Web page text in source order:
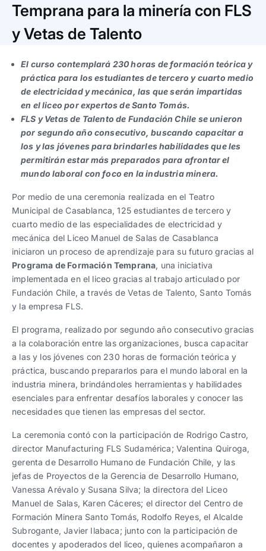
Trabaja con nosotros
Ver todo
Español|English
Ver todas
Español English
Ver todas
Español English
progresivos de gestión
Ver todos
Español|English
Temprana para la minería con FLS
y Vetas de Talento
El curso contemplará 230 horas de formación teórica y
práctica para los estudiantes de tercero y cuarto medio
de electricidad y mecánica, las que serán impartidas
en el liceo por expertos de Santo Tomás.
FLS y Vetas de Talento de Fundación Chile se unieron
por segundo año consecutivo, buscando capacitar a
los y las jóvenes para brindarles habilidades que les
permitirán estar más preparados para afrontar el
mundo laboral con foco en la industria minera.
Por medio de una ceremonia realizada en el Teatro
Municipal de Casablanca, 125 estudiantes de tercero y
cuarto medio de las especialidades de electricidad y
mecánica del Liceo Manuel de Salas de Casablanca
iniciaron un proceso de aprendizaje para su futuro gracias al
Programa de Formación Temprana, una iniciativa
implementada en el liceo gracias al trabajo articulado por
Fundación Chile, a través de Vetas de Talento, Santo Tomás
y la empresa FLS.
El programa, realizado por segundo año consecutivo gracias
a la colaboración entre las organizaciones, busca capacitar
a las y los jóvenes con 230 horas de formación teórica y
práctica, buscando prepararlos para el mundo laboral en la
industria minera, brindándoles herramientas y habilidades
esenciales para enfrentar desafíos laborales y conocer las
necesidades que tienen las empresas del sector.
La ceremonia contó con la participación de Rodrigo Castro,
director Manufacturing FLS Sudamérica; Valentina Quiroga,
gerenta de Desarrollo Humano de Fundación Chile, y las
jefas de Proyectos de la Gerencia de Desarrollo Humano,
Vanessa Arévalo y Susana Silva; la directora del Liceo
Manuel de Salas, Karen Cáceres; el director del Centro de
Formación Minera Santo Tomás, Rodolfo Reyes, el Alcalde
Subrogante, Javier Ilabaca; junto con la participación de
docentes y apoderados del liceo, quienes acompañaron a